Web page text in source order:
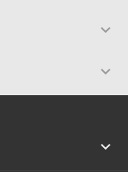


